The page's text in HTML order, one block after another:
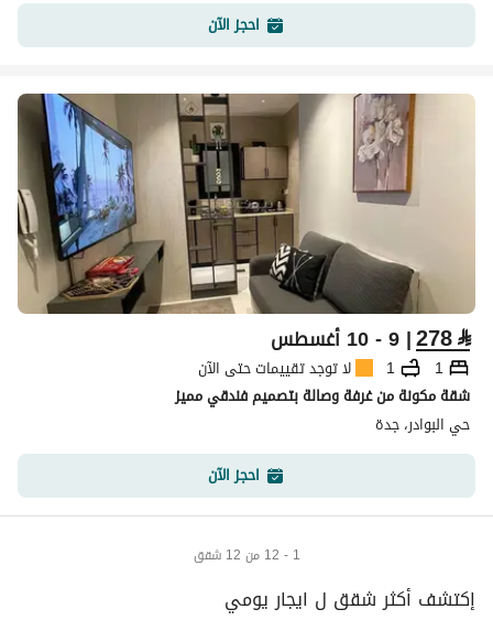
احجز الآن
⃁
278| 9 - 10 أغسطس
1
1
لا توجد تقييمات حتى الآن
شقة مكونة من غرفة وصالة بتصميم فندقي مميز
حي البوادر، جدة
احجز الآن
1 - 12 من 12 شقق
إكتشف أكثر شقق ل ايجار يومي